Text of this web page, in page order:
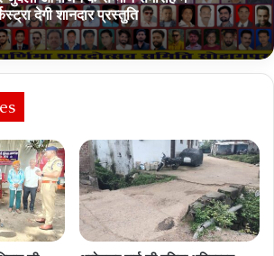
देगी शानदार प्रस्तुति